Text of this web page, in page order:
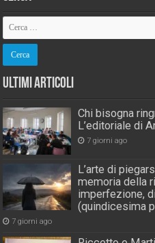
Ultimi Articoli
Chi bisogna
L’editoriale di
7 giorni ago
L’arte di
memoria della
imperfezione,
(quindicesima
7 giorni ago